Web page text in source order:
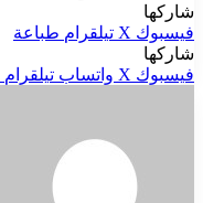
شاركها
فيسبوك ‫X تيلقرام طباعة
شاركها
فيسبوك ‫X واتساب تيلقرام